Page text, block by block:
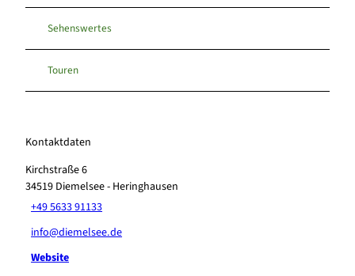
Sehenswertes
Touren
Kontaktdaten
Kirchstraße 6
34519 Diemelsee- Heringhausen
+49 5633 91133
info@diemelsee.de
Website